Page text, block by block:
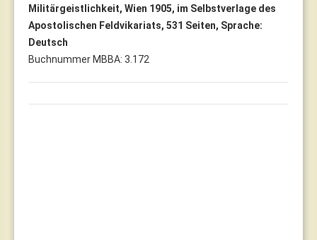
Militärgeistlichkeit, Wien 1905, im Selbstverlage des
Apostolischen Feldvikariats, 531 Seiten, Sprache:
Deutsch
Buchnummer MBBA: 3.172